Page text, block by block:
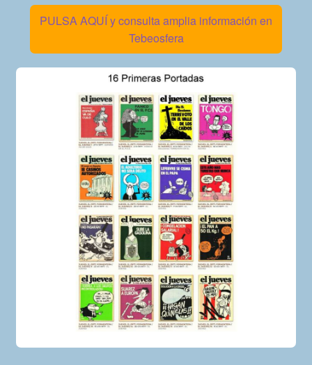
PULSA AQUÍ y consulta amplia información en
Tebeosfera